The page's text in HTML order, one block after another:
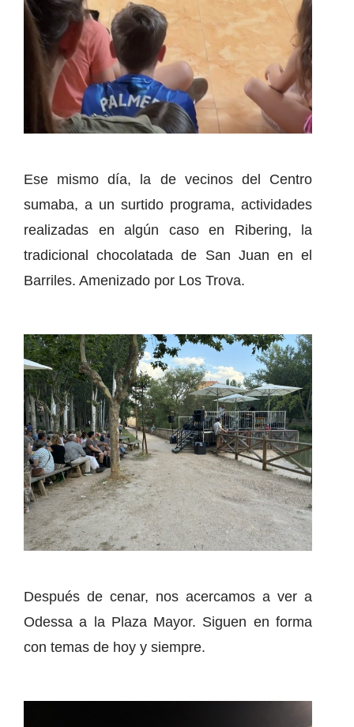
Ese mismo día, la de vecinos del Centro
sumaba, a un surtido programa, actividades
realizadas en algún caso en Ribering, la
tradicional chocolatada de San Juan en el
Barriles. Amenizado por Los Trova.
Después de cenar, nos acercamos a ver a
Odessa a la Plaza Mayor. Siguen en forma
con temas de hoy y siempre.